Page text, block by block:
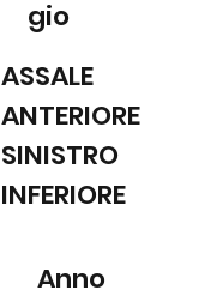
gio
ASSALE
ANTERIORE
SINISTRO
INFERIORE
Anno